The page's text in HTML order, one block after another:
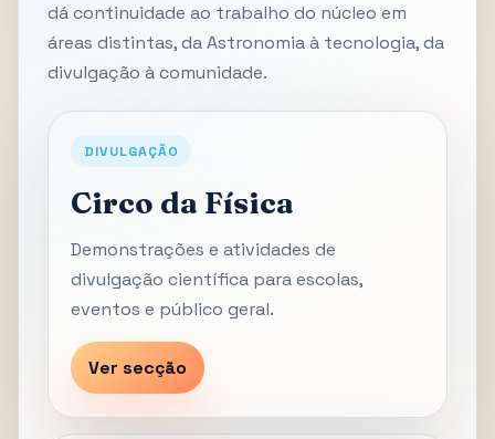
dá continuidade ao trabalho do núcleo em
áreas distintas, da Astronomia à tecnologia, da
divulgação à comunidade.
DIVULGAÇÃO
Circo da Física
Demonstrações e atividades de
divulgação científica para escolas,
eventos e público geral.
Ver secção